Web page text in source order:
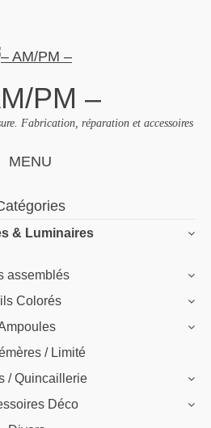
PM –
Fabrication, réparation et accessoires
MENU
& Luminaires
assemblés
Colorés
/ Limité
/ Quincaillerie
Déco